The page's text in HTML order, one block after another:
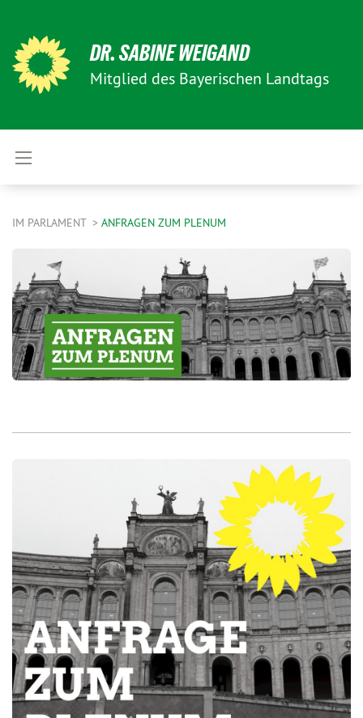
DR. SABINE WEIGAND
Mitglied des Bayerischen Landtags
IM PARLAMENT ANFRAGEN ZUM PLENUM